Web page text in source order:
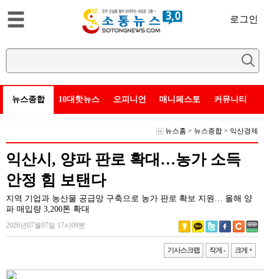
로그인
뉴스종합 10대핫뉴스 오피니언 매니페스토 커뮤니티
뉴스홈 > 뉴스종합 > 익산경제
익산시, 양파 판로 확대…농가 소득
안정 힘 보탠다
지역 기업과 농산물 공급망 구축으로 농가 판로 확보 지원… 올해 양
파 매입량 3,200톤 확대
2026년07월07일 17시09분
기사스크랩 작게 - 크게 +